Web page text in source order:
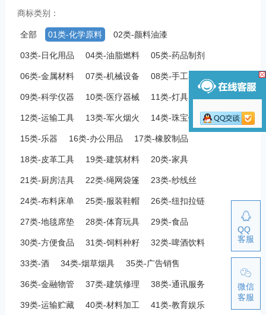
商标类别：
全部 01类-化学原料 02类-颜料油漆
03类-日化用品 04类-油脂燃料 05类-药品制剂
06类-金属材料 07类-机械设备 08类-手工器械
09类-科学仪器 10类-医疗器械 11类-灯具空调
12类-运输工具 13类-军火烟火 14类-珠宝钟表
15类-乐器 16类-办公用品 17类-橡胶制品
18类-皮革工具 19类-建筑材料 20类-家具
21类-厨房洁具 22类-绳网袋篷 23类-纱线丝
24类-布料床单 25类-服装鞋帽 26类-纽扣拉链
27类-地毯席垫 28类-体育玩具 29类-食品
30类-方便食品 31类-饲料种籽 32类-啤酒饮料
33类-酒 34类-烟草烟具 35类-广告销售
36类-金融物管 37类-建筑修理 38类-通讯服务
39类-运输贮藏 40类-材料加工 41类-教育娱乐
QQ
客服
微信
客服